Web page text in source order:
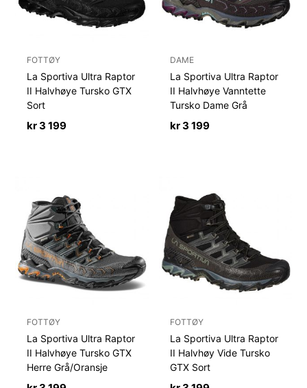
FOTTØY
La Sportiva Ultra Raptor
II Halvhøye Tursko GTX
Sort
kr3 199
DAME
La Sportiva Ultra Raptor
II Halvhøye Vanntette
Tursko Dame Grå
kr3 199
FOTTØY
La Sportiva Ultra Raptor
II Halvhøye Tursko GTX
Herre Grå/Oransje
FOTTØY
La Sportiva Ultra Raptor
II Halvhøy Vide Tursko
GTX Sort